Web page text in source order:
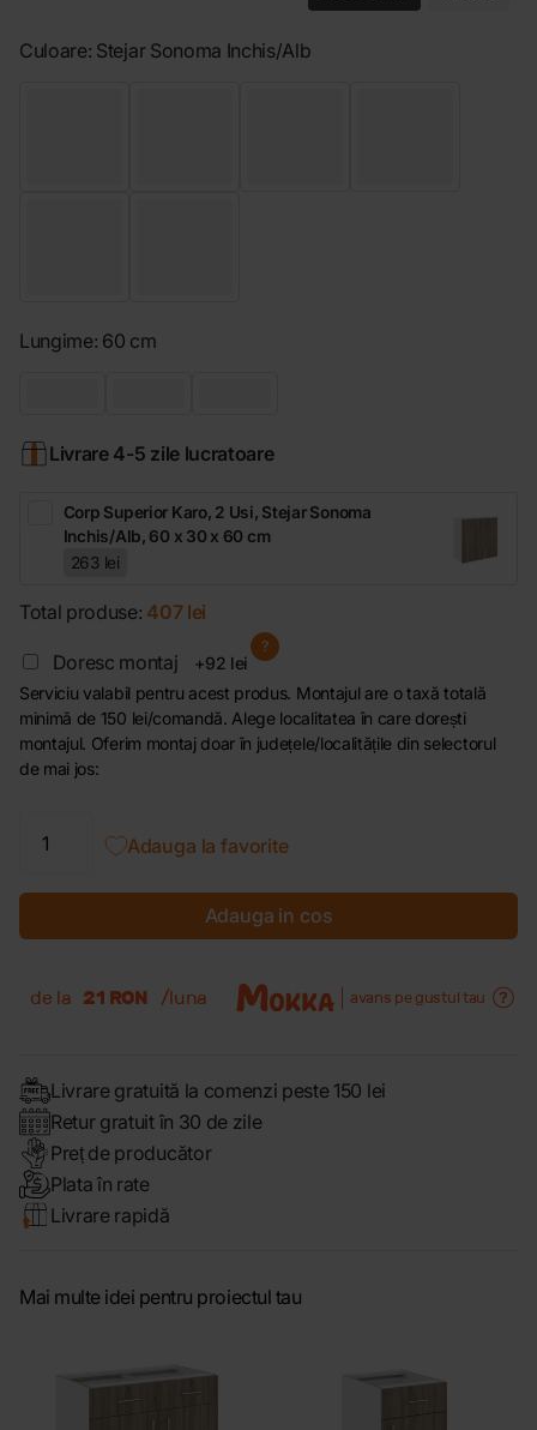
Culoare: Stejar Sonoma Inchis/Alb
Lungime: 60 cm
Livrare 4-5 zile lucratoare
Corp Superior Karo, 2 Usi, Stejar Sonoma
Inchis/Alb, 60 x 30 x 60 cm
263 lei
Total produse: 407 lei
Doresc montaj +92 lei
?
Serviciu valabil pentru acest produs. Montajul are o taxă totală
minimă de 150 lei/comandă. Alege localitatea în care dorești
montajul. Oferim montaj doar în județele/localitățile din selectorul
de mai jos:
Adauga la favorite
Adauga in cos
de la 21 RON /luna avans pe gustul tau
Livrare gratuită la comenzi peste 150 lei
Retur gratuit în 30 de zile
Preț de producător
Plata în rate
Livrare rapidă
Mai multe idei pentru proiectul tau